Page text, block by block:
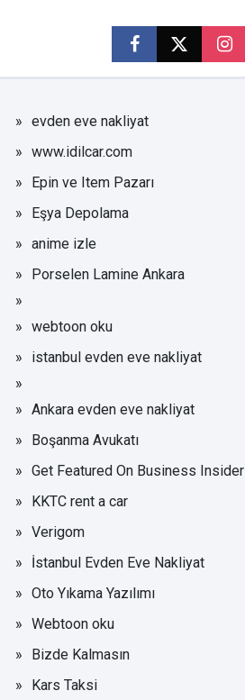
evden eve nakliyat
www.idilcar.com
Epin ve Item Pazarı
Eşya Depolama
anime izle
Porselen Lamine Ankara
webtoon oku
istanbul evden eve nakliyat
Ankara evden eve nakliyat
Boşanma Avukatı
Get Featured On Business Insider
KKTC rent a car
Verigom
İstanbul Evden Eve Nakliyat
Oto Yıkama Yazılımı
Webtoon oku
Bizde Kalmasın
Kars Taksi